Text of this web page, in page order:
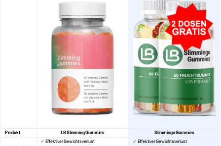
Produkt LB Slimming Gummies Slimmingo Gummies
✓ Effektiver Gewichtsverlust
✓ Effektiver Gewichtsverlust